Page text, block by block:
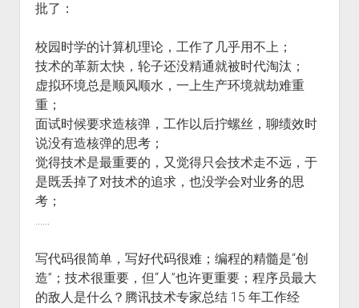
批了：
校园时学的计算机理论，工作了几乎用不上；
技术的革新太快，轮子还没精通就被时代淘汰；
虚拟环境总是顺风顺水，一上生产环境就劫难重
重；
面试时候要求造核弹，工作以后拧螺丝，聊绩效时
说没有造核弹的思考；
觉得技术是最重要的，又觉得只会技术走不远，于
是既丢掉了对技术的追求，也没学会对业务的思
考；
……
写代码很简单，写好代码很难；编程的精髓是“创
造”；技术很重要，但“人”也许更重要；程序员最大
的敌人是什么？腾讯技术专家总结 15 年工作经